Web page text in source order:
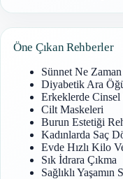
Öne Çıkan Rehberler
Sünnet Ne Zaman
Diyabetik Ara
Erkeklerde
Cilt Maskeleri
Burun Estetiği
Kadınlarda Saç
Evde Hızlı Kilo
Sık İdrara Çıkma
Sağlıklı Yaşamın